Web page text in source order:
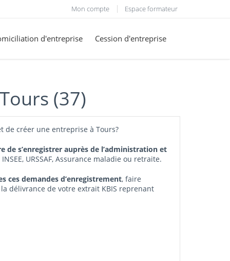
Mon compte Espace formateur
d'entreprise Cession d'entreprise
(37)
de créer une entreprise à Tours?
de s’enregistrer auprès de l’administration et
URSSAF, Assurance maladie ou retraite.
ces demandes d’enregistrement, faire
délivrance de votre extrait KBIS reprenant